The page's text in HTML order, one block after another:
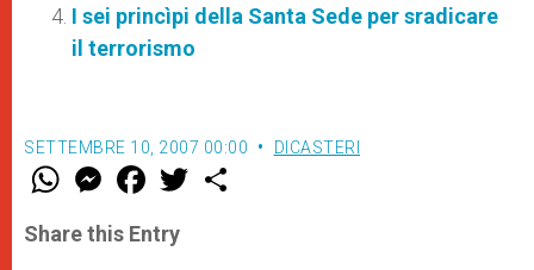
I sei princìpi della Santa Sede per sradicare
il terrorismo
SETTEMBRE 10, 2007 00:00 DICASTERI
W
t
s
M
e
s
e
F
a
e
b
w
Share this Entry